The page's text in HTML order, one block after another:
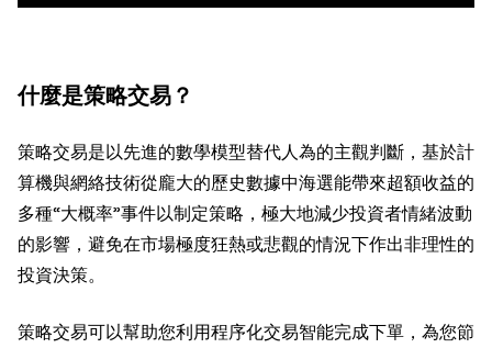
什麼是策略交易？
策略交易是以先進的數學模型替代人為的主觀判斷，基於計
算機與網絡技術從龐大的歷史數據中海選能帶來超額收益的
多種“大概率”事件以制定策略，極大地減少投資者情緒波動
的影響，避免在市場極度狂熱或悲觀的情況下作出非理性的
投資決策。
策略交易可以幫助您利用程序化交易智能完成下單，為您節